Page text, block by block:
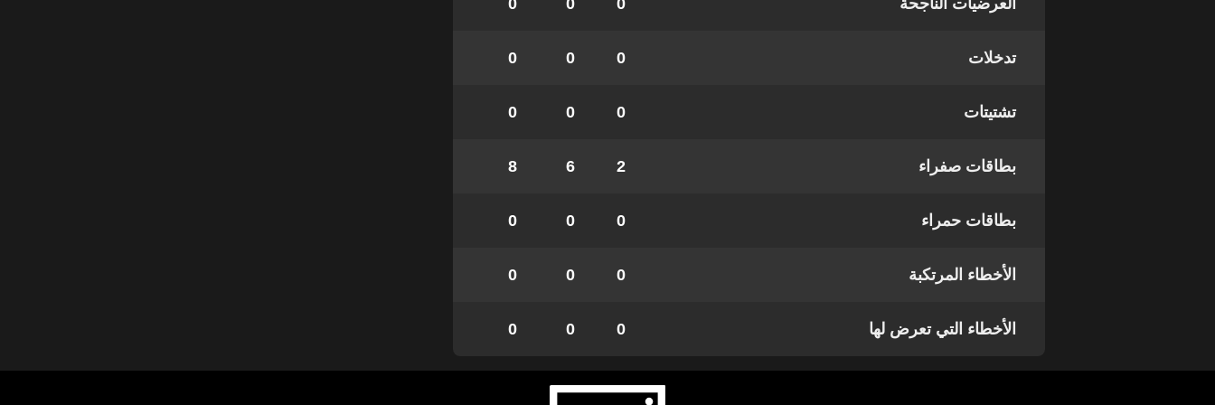
العرضيات الناجحة 0
0
0
تدخلات 0
0
0
تشتيتات 0
0
0
بطاقات صفراء 2
6
8
بطاقات حمراء 0
0
0
الأخطاء المرتكبة 0
0
0
الأخطاء التي تعرض لها 0
0
0